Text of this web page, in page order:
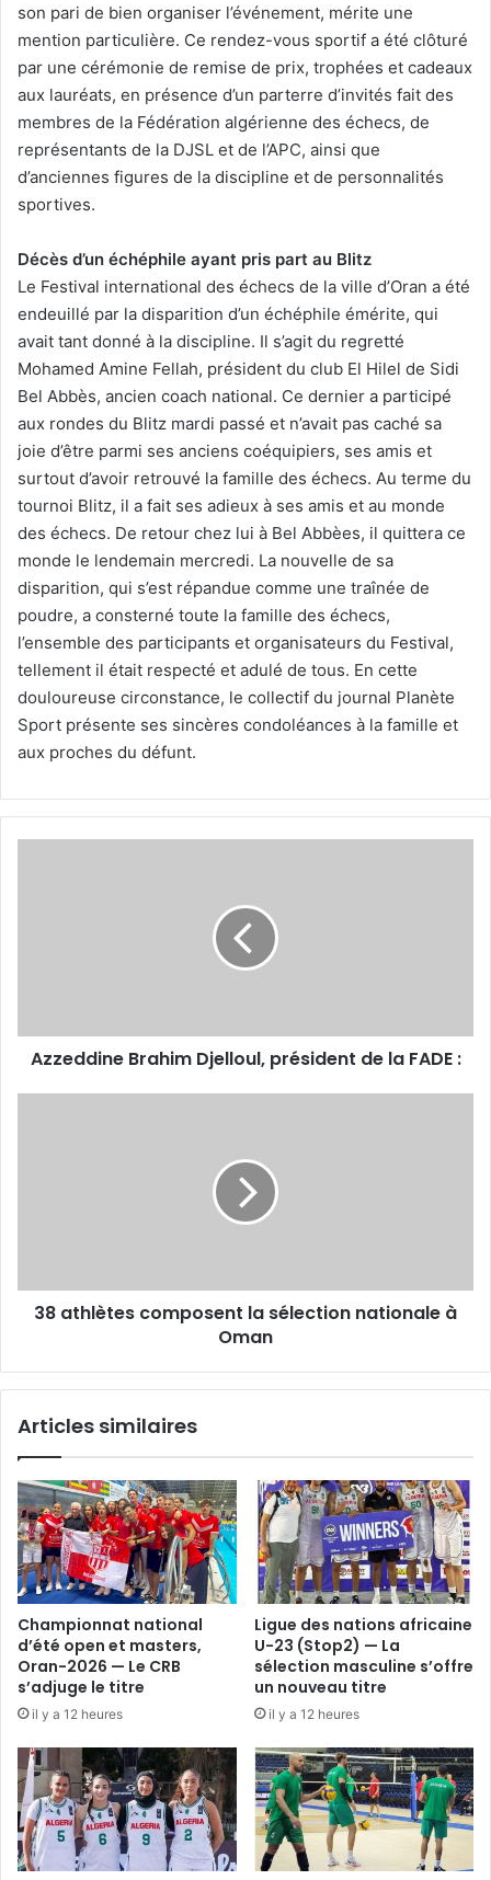
son pari de bien organiser l’événement, mérite une
mention particulière. Ce rendez-vous sportif a été clôturé
par une cérémonie de remise de prix, trophées et cadeaux
aux lauréats, en présence d’un parterre d’invités fait des
membres de la Fédération algérienne des échecs, de
représentants de la DJSL et de l’APC, ainsi que
d’anciennes figures de la discipline et de personnalités
sportives.
Décès d’un échéphile ayant pris part au Blitz
Le Festival international des échecs de la ville d’Oran a été
endeuillé par la disparition d’un échéphile émérite, qui
avait tant donné à la discipline. Il s’agit du regretté
Mohamed Amine Fellah, président du club El Hilel de Sidi
Bel Abbès, ancien coach national. Ce dernier a participé
aux rondes du Blitz mardi passé et n’avait pas caché sa
joie d’être parmi ses anciens coéquipiers, ses amis et
surtout d’avoir retrouvé la famille des échecs. Au terme du
tournoi Blitz, il a fait ses adieux à ses amis et au monde
des échecs. De retour chez lui à Bel Abbèes, il quittera ce
monde le lendemain mercredi. La nouvelle de sa
disparition, qui s’est répandue comme une traînée de
poudre, a consterné toute la famille des échecs,
l’ensemble des participants et organisateurs du Festival,
tellement il était respecté et adulé de tous. En cette
douloureuse circonstance, le collectif du journal Planète
Sport présente ses sincères condoléances à la famille et
aux proches du défunt.
Azzeddine Brahim Djelloul, président de la FADE :
38 athlètes composent la sélection nationale à
Oman
Articles similaires
Championnat national
d’été open et masters,
Oran-2026 — Le CRB
s’adjuge le titre
il y a 12 heures
Ligue des nations africaine
U-23 (Stop2) — La
sélection masculine s’offre
un nouveau titre
il y a 12 heures